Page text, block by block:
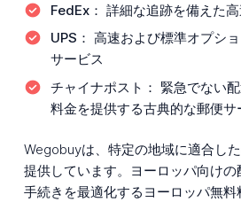
FedEx： 詳細な追跡を備えた
UPS： 高速および標準オプシ
サービス
チャイナポスト： 緊急でない
料金を提供する古典的な郵便サ
Wegobuyは、特定の地域に適合し
提供しています。ヨーロッパ向け
手続きを最適化するヨーロッパ無